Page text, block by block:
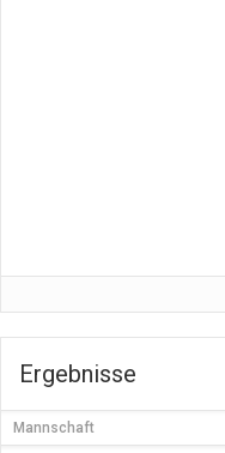
Ergebnisse
Mannschaft